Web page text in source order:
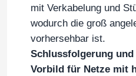
NVIDIA optischer
Extreme drahtlose
mit Verkabelung und
wodurch die groß
vorhersehbar ist.
Schlussfolgerung
Vorbild für Netze mit